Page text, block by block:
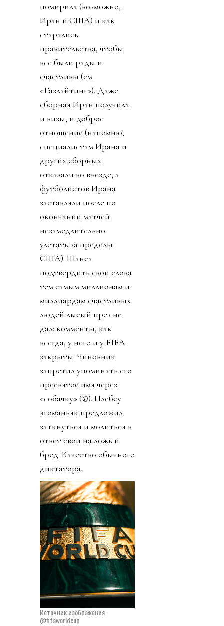
помирила (возможно,
Иран и США) и как
старались
правительства, чтобы
все были рады и
счастливы (см.
«Газлайтинг»). Даже
сборная Иран получила
и визы, и доброе
отношение (напомню,
специалистам Ирана и
других сборных
отказали во въезде, а
футболистов Ирана
заставляли после по
окончании матчей
незамедлительно
улетать за пределы
США). Шанса
подтвердить свои слова
тем самым миллионам и
миллиардам счастливых
людей лысый през не
дал: комменты, как
всегда, у него и у FIFA
закрыты. Чиновник
запретил упоминать его
пресвятое имя через
«собачку» (@). Плебсу
эгоманьяк предложил
заткнуться и молиться в
ответ свои на ложь и
бред. Качество обычного
диктатора.
Источник изображения
@fifaworldcup